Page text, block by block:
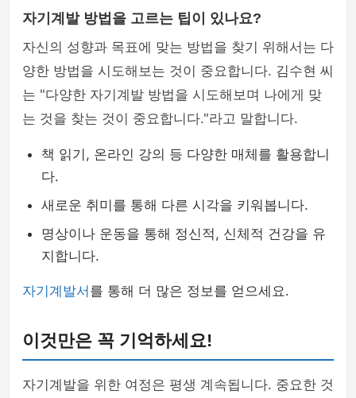
자기계발 방법을 고르는 팁이 있나요?
자신의 성향과 목표에 맞는 방법을 찾기 위해서는 다
양한 방법을 시도해보는 것이 중요합니다. 김수현 씨
는 "다양한 자기계발 방법을 시도해보며 나에게 맞
는 것을 찾는 것이 중요합니다."라고 말합니다.
책 읽기, 온라인 강의 등 다양한 매체를 활용합니
다.
새로운 취미를 통해 다른 시각을 키워봅니다.
명상이나 운동을 통해 정신적, 신체적 건강을 유
지합니다.
자기계발서 를 통해 더 많은 정보를 얻으세요.
이것만은 꼭 기억하세요!
자기계발을 위한 여정은 평생 계속됩니다. 중요한 것